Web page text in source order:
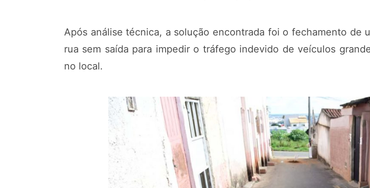
Após análise técnica, a solução encontrada foi o fechamento de
rua sem saída para impedir o tráfego indevido de veículos
no local.